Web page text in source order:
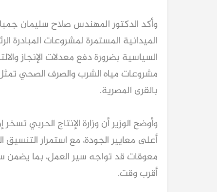
وأكد الدكتور المهندس صلاح سليمان
الميدانية المستمرة لمشروعات المبادرة
السياسية بضرورة دفع معدلات الإنجاز
مشروعات مياه الشرب والصرف الصحي
بالقرى المصرية.
وأوضح الوزير أن وزارة الإنتاج الحربي
أعلى معايير الجودة، مع استمرار
معوقات قد تواجه سير العمل، بما يضمن
أقرب وقت.